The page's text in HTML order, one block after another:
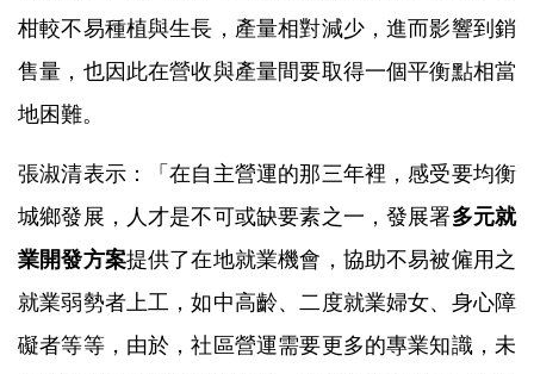
柑較不易種植與生長，產量相對減少，進而影響到銷
售量，也因此在營收與產量間要取得一個平衡點相當
地困難。
張淑清表示：「在自主營運的那三年裡，感受要均衡
城鄉發展，人才是不可或缺要素之一，發展署多元就
業開發方案提供了在地就業機會，協助不易被僱用之
就業弱勢者上工，如中高齡、二度就業婦女、身心障
礙者等等，由於，社區營運需要更多的專業知識，未